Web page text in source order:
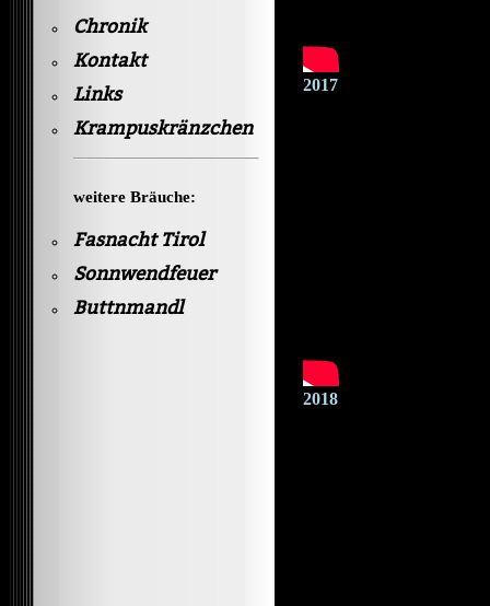
Chronik
Kontakt
Links
Krampuskränzchen
weitere Bräuche:
Fasnacht Tirol
Sonnwendfeuer
Buttnmandl
2017
2018